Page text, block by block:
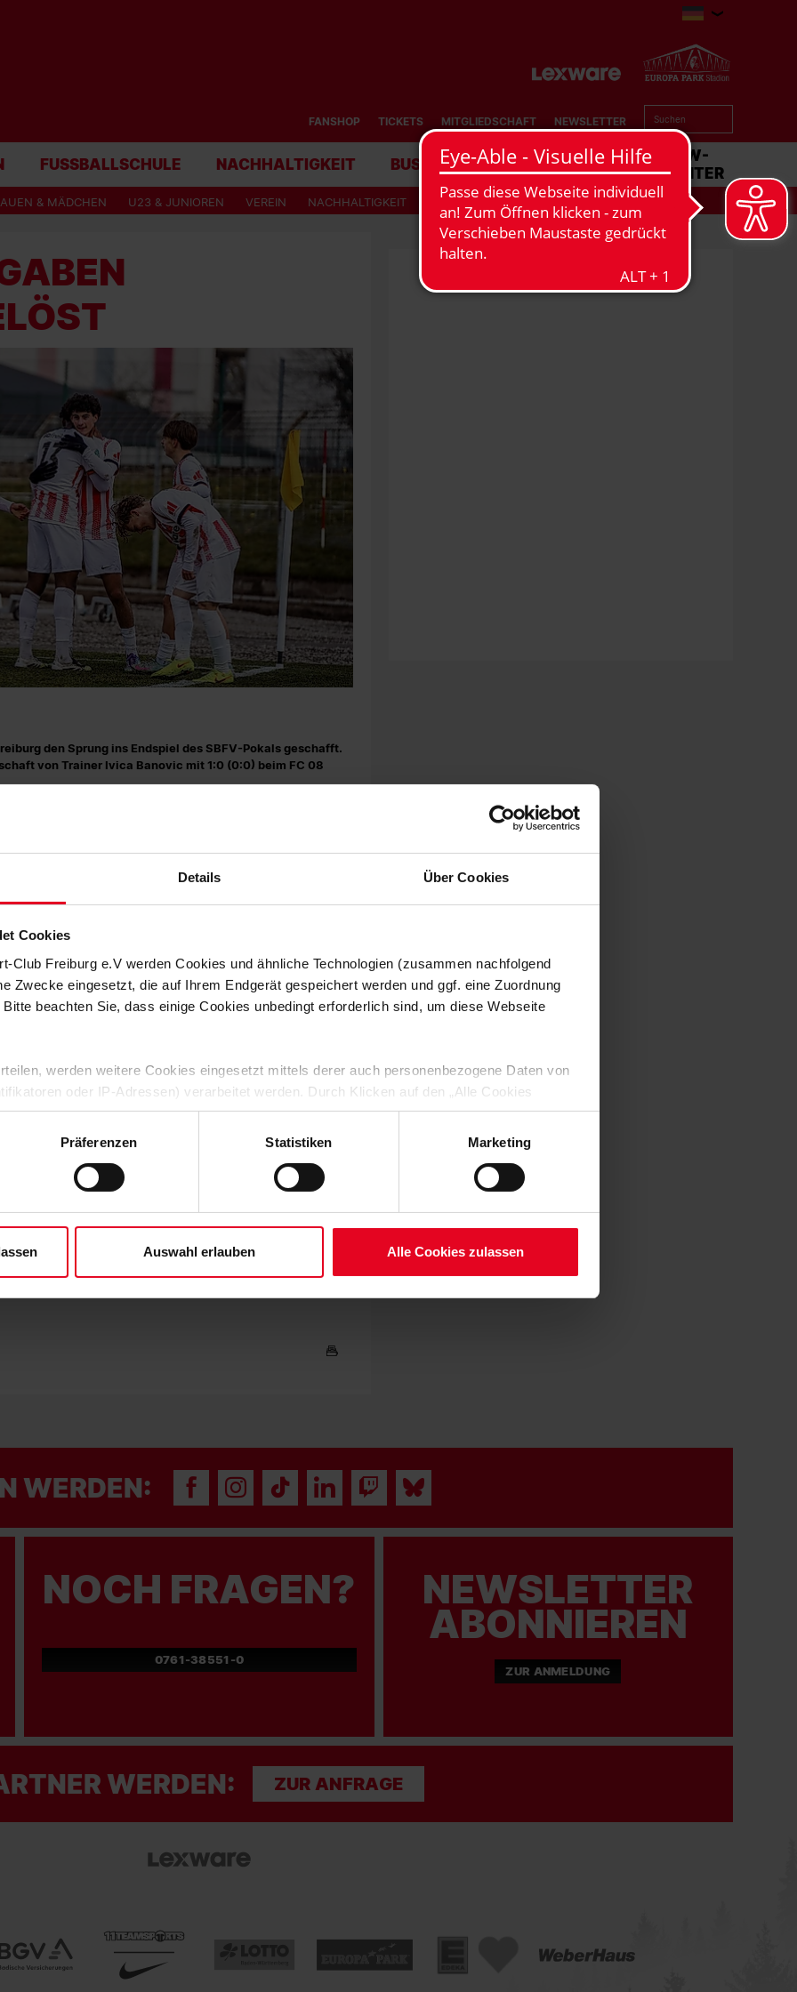
Details Über Cookies
Cookies
Club Freiburg e.V werden Cookies und ähnliche Technologien (zusammen nachfolgend
Zwecke eingesetzt, die auf Ihrem Endgerät gespeichert werden und ggf. eine Zuordnung
beachten Sie, dass einige Cookies unbedingt erforderlich sind, um diese Webseite
werden weitere Cookies eingesetzt mittels derer auch personenbezogene Daten von
oder IP-Adressen) verarbeitet werden. Durch Klicken auf den „Alle Cookies
der Speicherung aller aufgeführten Cookies und der entsprechenden Verarbeitung Ihrer
die unten jeweils angegebene Zwecke gem. § 25 Abs. 1 TDDDG, Art. 6 Abs. 1 lit. a DSGVO
auswählen, werden nur unbedingt erforderliche Cookies eingesetzt. Ihre etwaig erteilten
Präferenzen Statistiken Marketing
Auswahl erlauben Alle Cookies zulassen
FANSHOP TICKETS MITGLIEDSCHAFT NEWSLETTER
FUSSBALLSCHULE NACHHALTIGKEIT BUSINESS STADION MATCHCENTER
& MÄDCHEN U23 & JUNIOREN VEREIN NACHHALTIGKEIT
den Sprung ins Endspiel des SBFV-Pokals geschafft.
von Trainer Ivica Banovic mit 1:0 (0:0) beim FC 08
beim FC 08 Villingen für sich entschieden. Mit insgesamt
steht nun im Pokal-Endspiel.
Halbzeit die spielbestimmende Mannschaft und
blieben. Nach dem Seitenwechsel fanden die
in dieser Phase gelang den Freiburgern jedoch der
Zunächst verpasste der SC-Nachwuchs die
geklärt wurde. Kurz vor dem Abpfiff verhinderte zudem ein
verdient, auch wenn wir am Ende ein wenig Glück auf
Partie.
Brombach oder den FC 03 Radolfzell. In der DFB-
zu den Kickers Offenbach.
SC Freiburg 1:2 (0:1)
WERDEN:
NOCH FRAGEN?
0761-38551-0
NEWSLETTER
ABONNIEREN
ZUR ANMELDUNG
WERDEN: ZUR ANFRAGE